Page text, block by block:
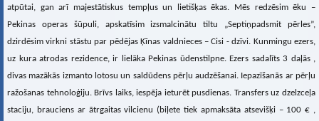
atpūtai, gan arī majestātiskus tempļus un lietišķas ēkas. Mēs redzēsim ēku –
Pekinas operas šūpuli, apskatīsim izsmalcinātu tiltu „Septiņpadsmit pērles”,
dzirdēsim virkni stāstu par pēdējas Ķīnas valdnieces – Cisi - dzīvi. Kunmingu ezers,
uz kura atrodas rezidence, ir lielāka Pekinas ūdenstilpne. Ezers sadalīts 3 daļās ,
divas mazākās izmanto lotosu un saldūdens pērļu audzēšanai. Iepazīšanās ar pērļu
ražošanas tehnoloģiju. Brīvs laiks, iespēja ieturēt pusdienas. Transfers uz dzelzceļa
staciju, brauciens ar ātrgaitas vilcienu (biļete tiek apmaksāta atsevišķi – 100 € ,